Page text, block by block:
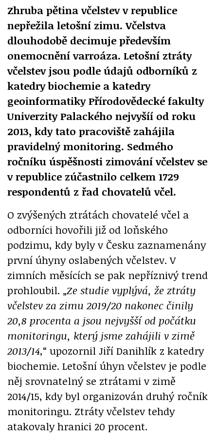
Zhruba pětina včelstev v republice
nepřežila letošní zimu. Včelstva
dlouhodobě decimuje především
onemocnění varroáza. Letošní ztráty
včelstev jsou podle údajů odborníků z
katedry biochemie a katedry
geoinformatiky Přírodovědecké fakulty
Univerzity Palackého nejvyšíí od roku
2013, kdy tato pracoviště zahájila
pravidelný monitoring. Sedmého
ročníku úspěšnosti zimování včelstev se
v republice zúčastnilo celkem 1729
respondentů z řad chovatelů včel.
O zvýšených ztrátách chovatelé včel a
odborníci hovořili již od loňského
podzimu, kdy byly v Česku zaznamenány
první úhyny oslabených včelstev. V
zimních měsících se pak nepříznivý trend
prohloubil. „Ze studie vyplývá, že ztráty
včelstev za zimu 2019/20 nakonec činily
20,8 procenta a jsou nejvyšší od počátku
monitoringu, který jsme zahájili v zimě
2013/14,“ upozornil Jiří Danihlík z katedry
biochemie. Letošní úhyn včelstev je podle
něj srovnatelný se ztrátami v zimě
2014/15, kdy byl organizován druhý ročník
monitoringu. Ztráty včelstev tehdy
atakovaly hranici 20 procent.